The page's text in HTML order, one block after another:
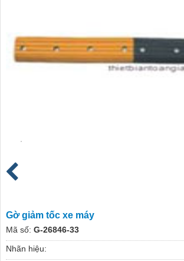
Gờ giảm tốc xe máy
Mã số: G-26846-33
Nhãn hiệu: